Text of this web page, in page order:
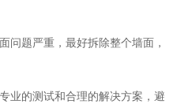
问题严重，最好拆除整个墙面，
业的测试和合理的解决方案，避